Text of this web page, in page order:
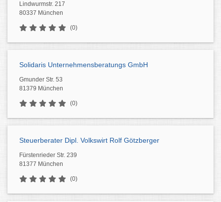
Lindwurmstr. 217
80337 München
(0)
Solidaris Unternehmensberatungs GmbH
Gmunder Str. 53
81379 München
(0)
Steuerberater Dipl. Volkswirt Rolf Götzberger
Fürstenrieder Str. 239
81377 München
(0)